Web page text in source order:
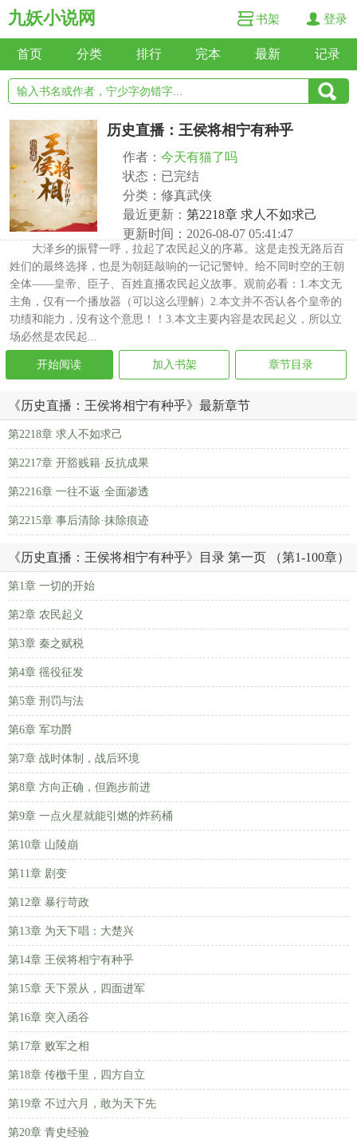
九妖小说网 书架 登录
首页 分类 排行 完本 最新 记录
历史直播：王侯将相宁有种乎
作者： 今天有猫了吗
状态：已完结
分类：修真武侠
最近更新： 第2218章 求人不如求己
更新时间：2026-08-07 05:41:47
大泽乡的振臂一呼，拉起了农民起义的序幕。这是走投无路后百
姓们的最终选择，也是为朝廷敲响的一记记警钟。给不同时空的王朝
全体——皇帝、臣子、百姓直播农民起义故事。观前必看：1.本文无
主角，仅有一个播放器（可以这么理解）2.本文并不否认各个皇帝的
功绩和能力，没有这个意思！！3.本文主要内容是农民起义，所以立
场必然是农民起...
开始阅读 加入书架 章节目录
《历史直播：王侯将相宁有种乎》最新章节
第2218章 求人不如求己
第2217章 开豁贱籍·反抗成果
第2216章 一往不返·全面渗透
第2215章 事后清除·抹除痕迹
《历史直播：王侯将相宁有种乎》目录 第一页 （第1-100章）
第1章 一切的开始
第2章 农民起义
第3章 秦之赋税
第4章 徭役征发
第5章 刑罚与法
第6章 军功爵
第7章 战时体制，战后环境
第8章 方向正确，但跑步前进
第9章 一点火星就能引燃的炸药桶
第10章 山陵崩
第11章 剧变
第12章 暴行苛政
第13章 为天下唱：大楚兴
第14章 王侯将相宁有种乎
第15章 天下景从，四面进军
第16章 突入函谷
第17章 败军之相
第18章 传檄千里，四方自立
第19章 不过六月，敢为天下先
第20章 青史经验